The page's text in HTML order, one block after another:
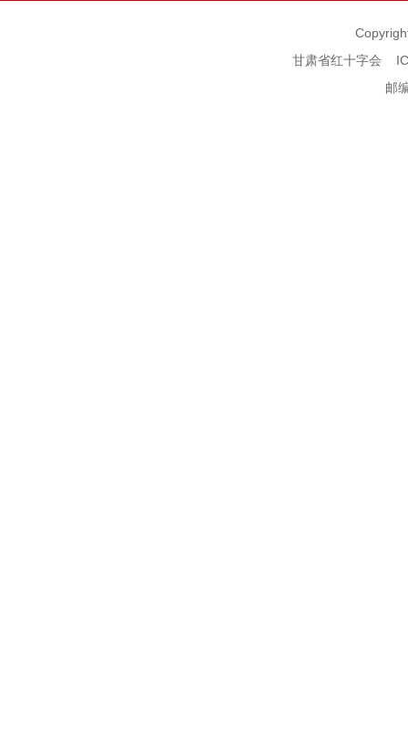
甘肃省红十字会
邮